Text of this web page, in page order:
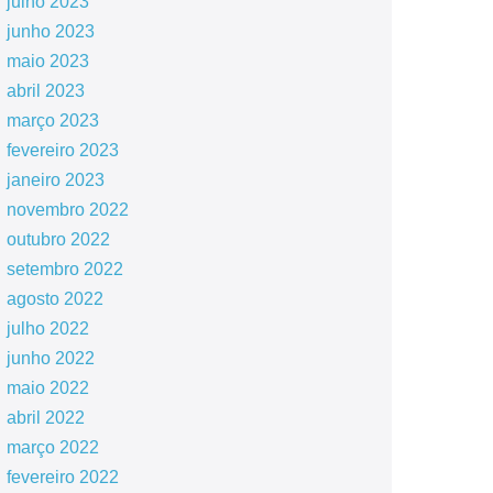
junho 2023
maio 2023
abril 2023
março 2023
fevereiro 2023
janeiro 2023
novembro 2022
outubro 2022
setembro 2022
agosto 2022
julho 2022
junho 2022
maio 2022
abril 2022
março 2022
fevereiro 2022